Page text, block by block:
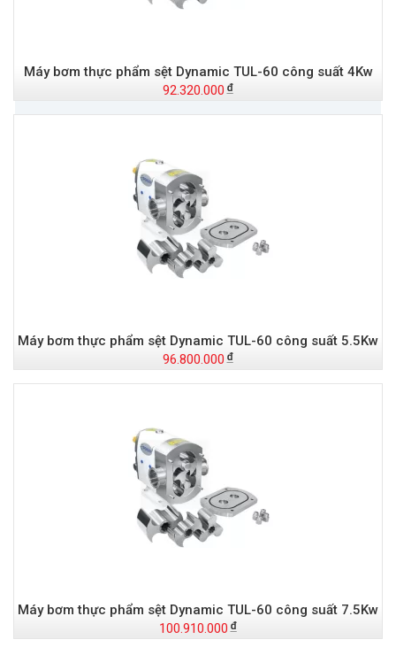
Máy bơm thực phẩm sệt Dynamic TUL-60 công suất 4Kw
92.320.000
Máy bơm thực phẩm sệt Dynamic TUL-60 công suất 5.5Kw
96.800.000
Máy bơm thực phẩm sệt Dynamic TUL-60 công suất 7.5Kw
100.910.000